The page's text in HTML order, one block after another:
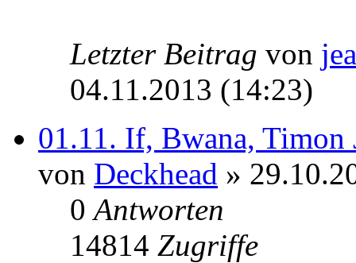
Letzter Beitrag von
04.11.2013 (14:23)
01.11. If, Bwana, Timon
von Deckhead »
0Antworten
14814 Zugriffe